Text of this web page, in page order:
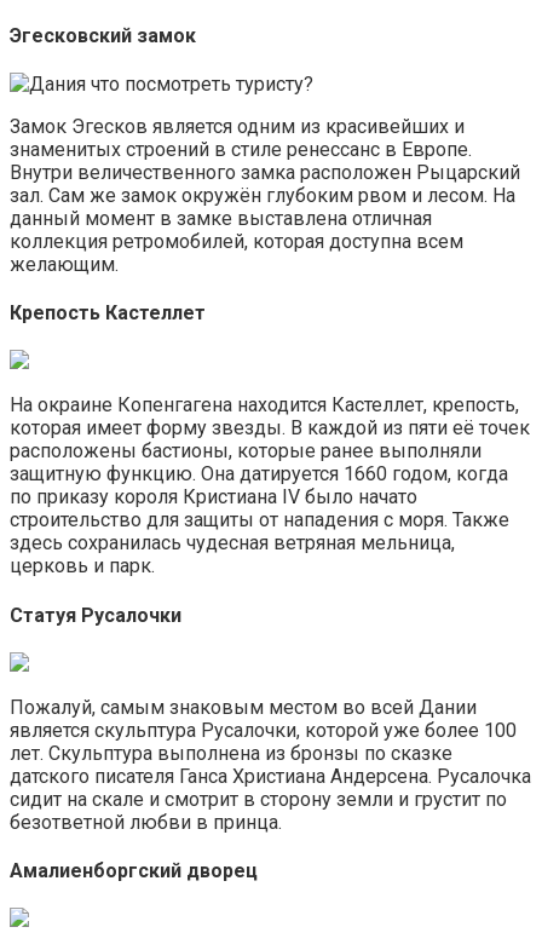
Эгесковский замок
Замок Эгесков является одним из красивейших и
знаменитых строений в стиле ренессанс в Европе.
Внутри величественного замка расположен Рыцарский
зал. Сам же замок окружён глубоким рвом и лесом. На
данный момент в замке выставлена отличная
коллекция ретромобилей, которая доступна всем
желающим.
Крепость Кастеллет
На окраине Копенгагена находится Кастеллет, крепость,
которая имеет форму звезды. В каждой из пяти её точек
расположены бастионы, которые ранее выполняли
защитную функцию. Она датируется 1660 годом, когда
по приказу короля Кристиана IV было начато
строительство для защиты от нападения с моря. Также
здесь сохранилась чудесная ветряная мельница,
церковь и парк.
Статуя Русалочки
Пожалуй, самым знаковым местом во всей Дании
является скульптура Русалочки, которой уже более 100
лет. Скульптура выполнена из бронзы по сказке
датского писателя Ганса Христиана Андерсена. Русалочка
сидит на скале и смотрит в сторону земли и грустит по
безответной любви в принца.
Амалиенборгский дворец